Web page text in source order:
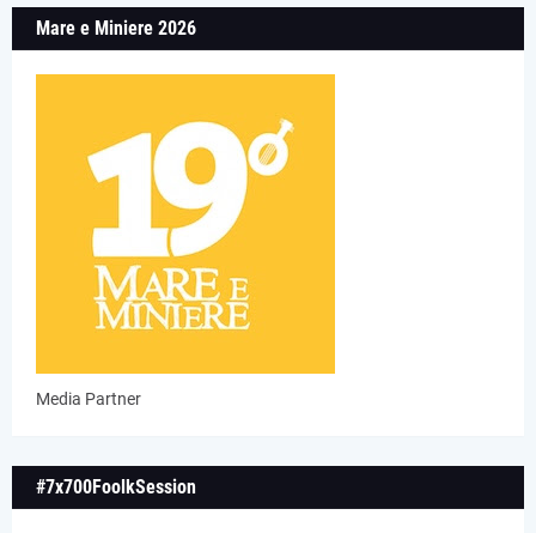
Mare e Miniere 2026
Media Partner
#7x700FoolkSession